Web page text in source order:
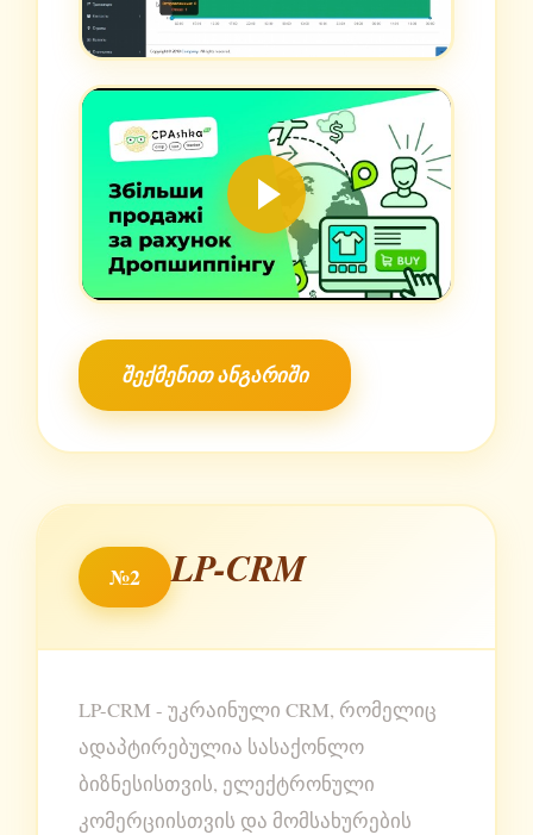
შექმენით ანგარიში
№2 LP-CRM
LP-CRM - უკრაინული CRM, რომელიც
ადაპტირებულია სასაქონლო
ბიზნესისთვის, ელექტრონული
კომერციისთვის და მომსახურების